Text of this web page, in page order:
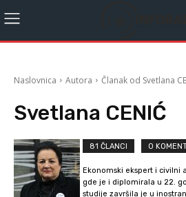
Naslovnica Autora Članak od Svetlana
Svetlana CENIĆ
81 ČLANCI 0
Ekonomski ekspert i civilni
gde je i diplomirala u 22.
studije završila je u